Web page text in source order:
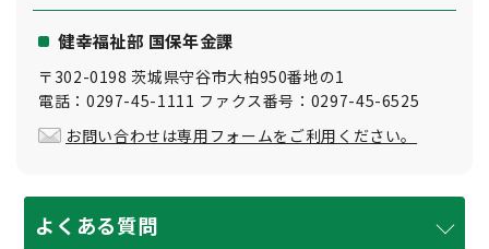
健幸福祉部 国保年金課
〒302-0198 茨城県守谷市大柏950番地の1
電話：0297-45-1111 ファクス番号：0297-45-6525
お問い合わせは専用フォームをご利用ください。
よくある質問